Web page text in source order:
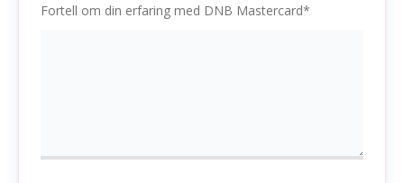
Fortell om din erfaring med DNB Mastercard*